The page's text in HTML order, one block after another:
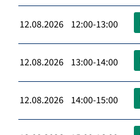
12.08.2026 12:00-13:00
12.08.2026 13:00-14:00
12.08.2026 14:00-15:00